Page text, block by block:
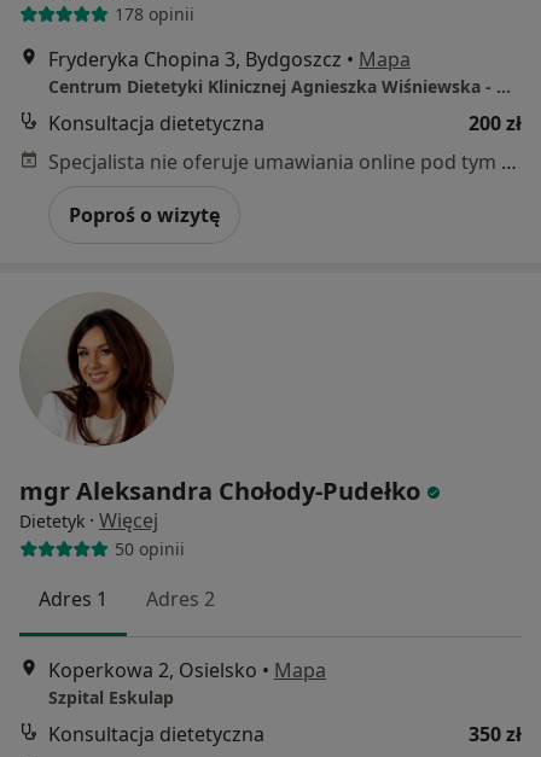
178 opinii
Fryderyka Chopina 3, Bydgoszcz • Mapa
Centrum Dietetyki Klinicznej Agnieszka Wiśniewska - Warneńska
Konsultacja dietetyczna
200 zł
Specjalista nie oferuje umawiania online pod tym adresem.
Poproś o wizytę
mgr Aleksandra Chołody-Pudełko
Dietetyk · Więcej
50 opinii
Adres 1 Adres 2
Koperkowa 2, Osielsko • Mapa
Szpital Eskulap
Konsultacja dietetyczna
350 zł